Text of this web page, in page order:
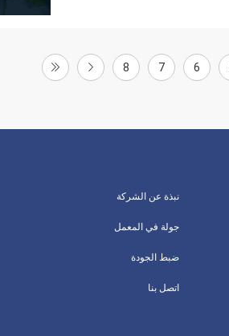
6
7
8
نبذة عن الشركة
جولة في المعمل
ضبط الجودة
اتصل بنا